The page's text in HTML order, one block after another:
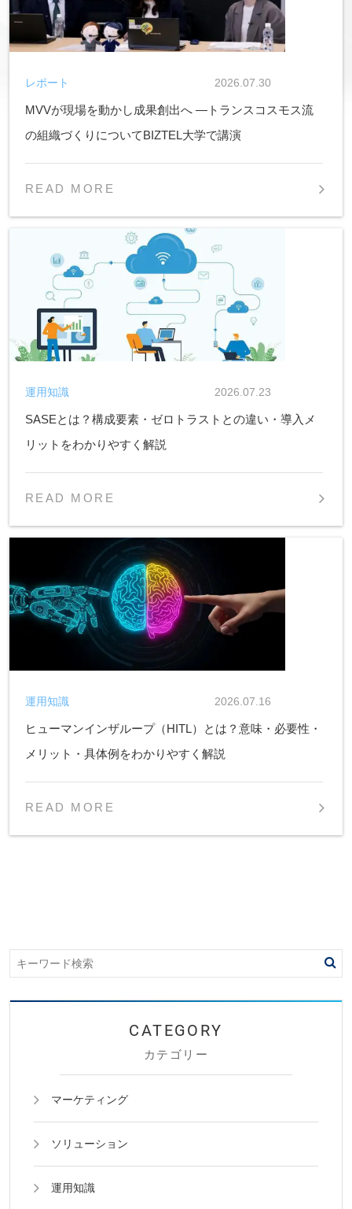
MVVが現場を動かし成果創出へ ―トランスコスモス流
の組織づくりについてBIZTEL大学で講演
2026.07.30
レポート
READ MORE
SASEとは？構成要素・ゼロトラストとの違い・導入メ
リットをわかりやすく解説
2026.07.23
運用知識
READ MORE
ヒューマンインザループ（HITL）とは？意味・必要性・
メリット・具体例をわかりやすく解説
2026.07.16
運用知識
READ MORE
カテゴリー
マーケティング
ソリューション
運用知識